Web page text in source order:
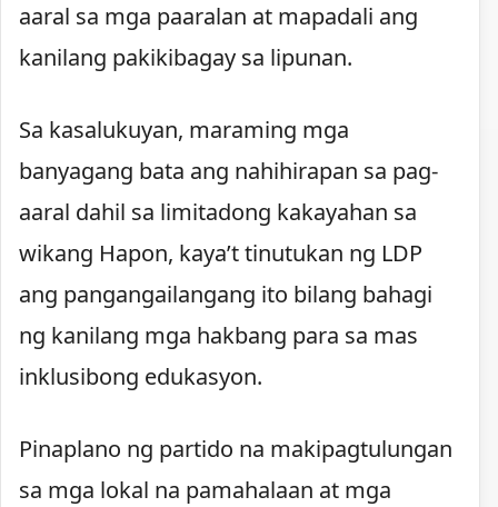
aaral sa mga paaralan at mapadali ang
kanilang pakikibagay sa lipunan.
Sa kasalukuyan, maraming mga
banyagang bata ang nahihirapan sa pag-
aaral dahil sa limitadong kakayahan sa
wikang Hapon, kaya’t tinutukan ng LDP
ang pangangailangang ito bilang bahagi
ng kanilang mga hakbang para sa mas
inklusibong edukasyon.
Pinaplano ng partido na makipagtulungan
sa mga lokal na pamahalaan at mga